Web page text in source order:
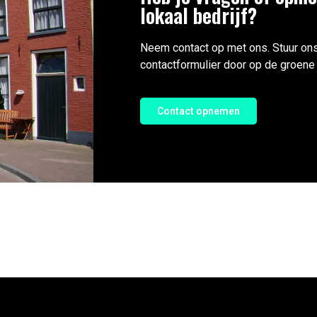
lokaal bedrijf?
Neem contact op met ons. Stuur
contactformulier door op de
Contact opnemen